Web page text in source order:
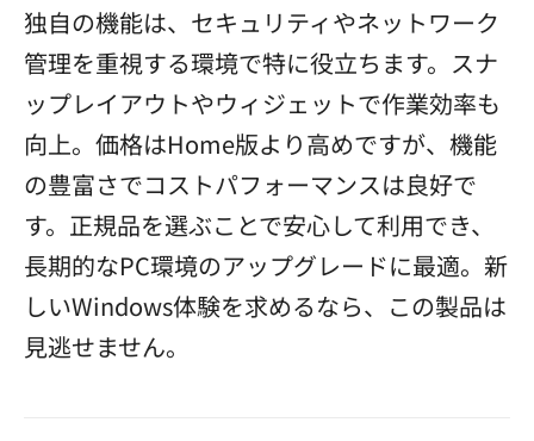
独自の機能は、セキュリティやネットワーク
管理を重視する環境で特に役立ちます。スナ
ップレイアウトやウィジェットで作業効率も
向上。価格はHome版より高めですが、機能
の豊富さでコストパフォーマンスは良好で
す。正規品を選ぶことで安心して利用でき、
長期的なPC環境のアップグレードに最適。新
しいWindows体験を求めるなら、この製品は
見逃せません。